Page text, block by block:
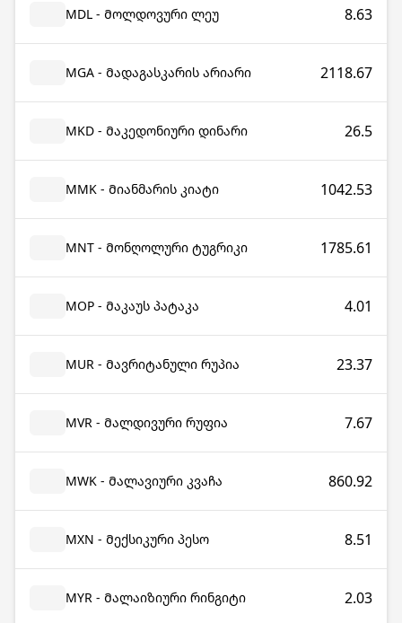
MDL - Მოლდოვური ლეუ 8.63
MGA - Მადაგასკარის არიარი 2118.67
MKD - Მაკედონიური დინარი 26.5
MMK - Მიანმარის კიატი 1042.53
MNT - Მონღოლური ტუგრიკი 1785.61
MOP - Მაკაუს პატაკა 4.01
MUR - Მავრიტანული რუპია 23.37
MVR - Მალდივური რუფია 7.67
MWK - Მალავიური კვაჩა 860.92
MXN - Მექსიკური პესო 8.51
MYR - Მალაიზიური რინგიტი 2.03